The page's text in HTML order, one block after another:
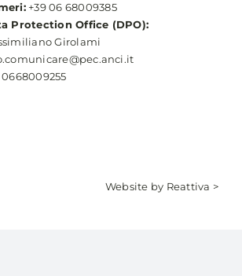
+39 06 68009385
Protection Office (DPO):
Girolami
0668009255
Website by Reattiva >